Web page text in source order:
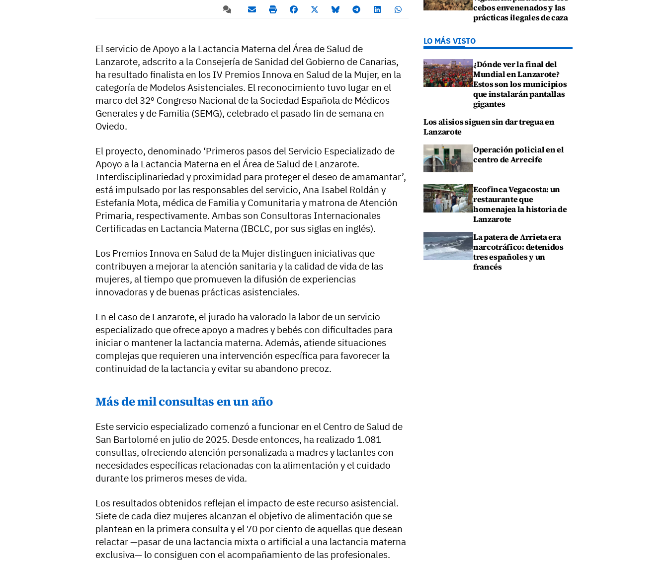
El servicio de Apoyo a la Lactancia Materna del Área de Salud de
Lanzarote, adscrito a la Consejería de Sanidad del Gobierno de Canarias,
ha resultado finalista en los IV Premios Innova en Salud de la Mujer, en la
categoría de Modelos Asistenciales. El reconocimiento tuvo lugar en el
marco del 32º Congreso Nacional de la Sociedad Española de Médicos
Generales y de Familia (SEMG), celebrado el pasado fin de semana en
Oviedo.
El proyecto, denominado ‘Primeros pasos del Servicio Especializado de
Apoyo a la Lactancia Materna en el Área de Salud de Lanzarote.
Interdisciplinariedad y proximidad para proteger el deseo de amamantar’,
está impulsado por las responsables del servicio, Ana Isabel Roldán y
Estefanía Mota, médica de Familia y Comunitaria y matrona de Atención
Primaria, respectivamente. Ambas son Consultoras Internacionales
Certificadas en Lactancia Materna (IBCLC, por sus siglas en inglés).
Los Premios Innova en Salud de la Mujer distinguen iniciativas que
contribuyen a mejorar la atención sanitaria y la calidad de vida de las
mujeres, al tiempo que promueven la difusión de experiencias
innovadoras y de buenas prácticas asistenciales.
En el caso de Lanzarote, el jurado ha valorado la labor de un servicio
especializado que ofrece apoyo a madres y bebés con dificultades para
iniciar o mantener la lactancia materna. Además, atiende situaciones
complejas que requieren una intervención específica para favorecer la
continuidad de la lactancia y evitar su abandono precoz.
Más de mil consultas en un año
Este servicio especializado comenzó a funcionar en el Centro de Salud de
San Bartolomé en julio de 2025. Desde entonces, ha realizado 1.081
consultas, ofreciendo atención personalizada a madres y lactantes con
necesidades específicas relacionadas con la alimentación y el cuidado
durante los primeros meses de vida.
Los resultados obtenidos reflejan el impacto de este recurso asistencial.
Siete de cada diez mujeres alcanzan el objetivo de alimentación que se
plantean en la primera consulta y el 70 por ciento de aquellas que desean
relactar —pasar de una lactancia mixta o artificial a una lactancia materna
exclusiva— lo consiguen con el acompañamiento de las profesionales.
cebos envenenados y las
prácticas ilegales de caza
LO MÁS VISTO
¿Dónde ver la final del
Mundial en Lanzarote?
Estos son los municipios
que instalarán pantallas
gigantes
Los alisios siguen sin dar tregua en
Lanzarote
Operación policial en el
centro de Arrecife
Ecofinca Vegacosta: un
restaurante que
homenajea la historia de
Lanzarote
La patera de Arrieta era
narcotráfico: detenidos
tres españoles y un
francés